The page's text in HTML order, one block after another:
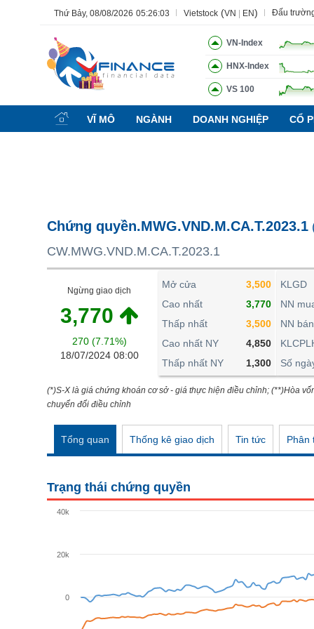
Thứ Bảy, 08/08/2026 05:26:04 Vietstock (VN EN) Đấu
VN-Index
HNX-Index
VS 100
VĨ MÔ NGÀNH DOANH NGHIỆP CỔ
Chứng quyền.MWG.VND.M.CA.T.2023.1
CW.MWG.VND.M.CA.T.2023.1
Ngừng giao dịch
3,770
270 (7.71%)
18/07/2024 08:00
Mở cửa
3,500
Cao nhất
3,770
Thấp nhất
3,500
Cao nhất NY
4,850
Thấp nhất NY
1,300
KLGD
NN
NN bán
Số
(*)S-X là giá chứng khoán cơ sở - giá thực hiện điều chỉnh; (**)Hòa
chuyển đổi điều chỉnh
Tổng quan Thống kê giao dịch Tin tức Phân
Trạng thái chứng quyền
0
20k
40k
Tính năng Ngành Mã chứng khoán Lãnh
BẤT ĐỘNG SẢN
TÀI CHÍNH
KINH TẾ
THẾ GIỚI
ĐÔNG DƯƠNG
PHÂN TÍCH
VS-SECTOR
NGUYÊN VẬT LIỆU
TIÊU DÙNG KHÔNG THIẾT YẾU
CHĂM SÓC SỨC KHỎE